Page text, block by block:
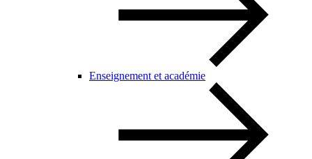
Enseignement et académie